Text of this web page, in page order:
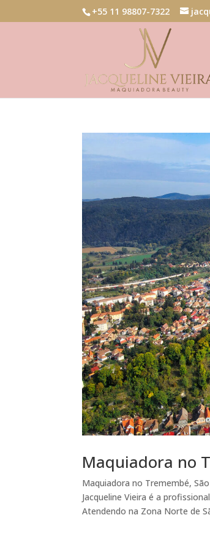
+55 11 98807-7322
Maquiadora no
Maquiadora no Tremembé,
Jacqueline Vieira é a
Atendendo na Zona Norte de